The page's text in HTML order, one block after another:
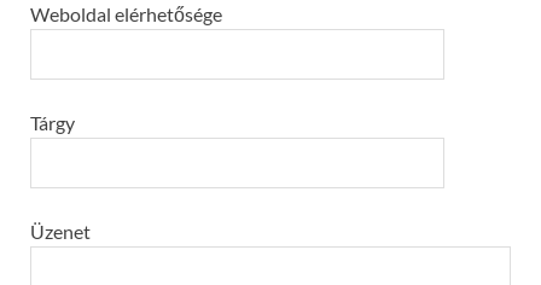
Weboldal elérhetősége
Tárgy
Üzenet